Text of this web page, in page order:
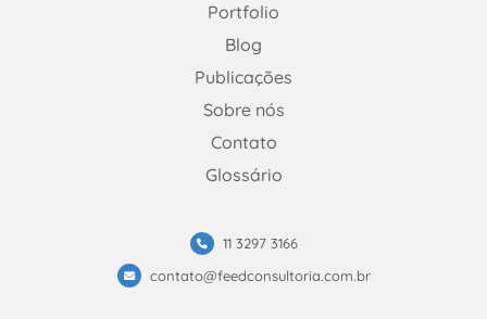
Portfolio
Blog
Publicações
Sobre nós
Contato
Glossário
11 3297 3166
contato@feedconsultoria.com.br